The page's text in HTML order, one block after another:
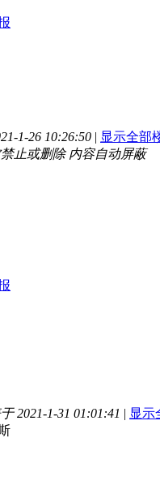
1-26 10:26:50 | 显示全部
止或删除 内容自动屏蔽
2021-1-31 01:01:41 | 显示